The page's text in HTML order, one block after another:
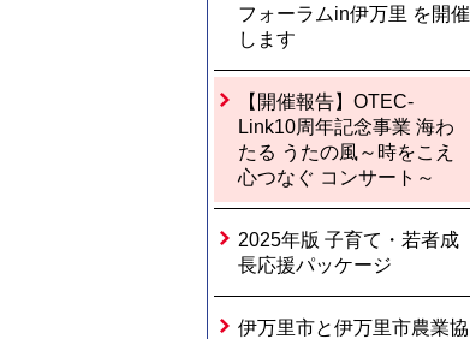
フォーラムin伊万里 を開催
します
【開催報告】OTEC-
Link10周年記念事業 海わ
たる うたの風～時をこえ
心つなぐ コンサート～
2025年版 子育て・若者成
長応援パッケージ
伊万里市と伊万里市農業協